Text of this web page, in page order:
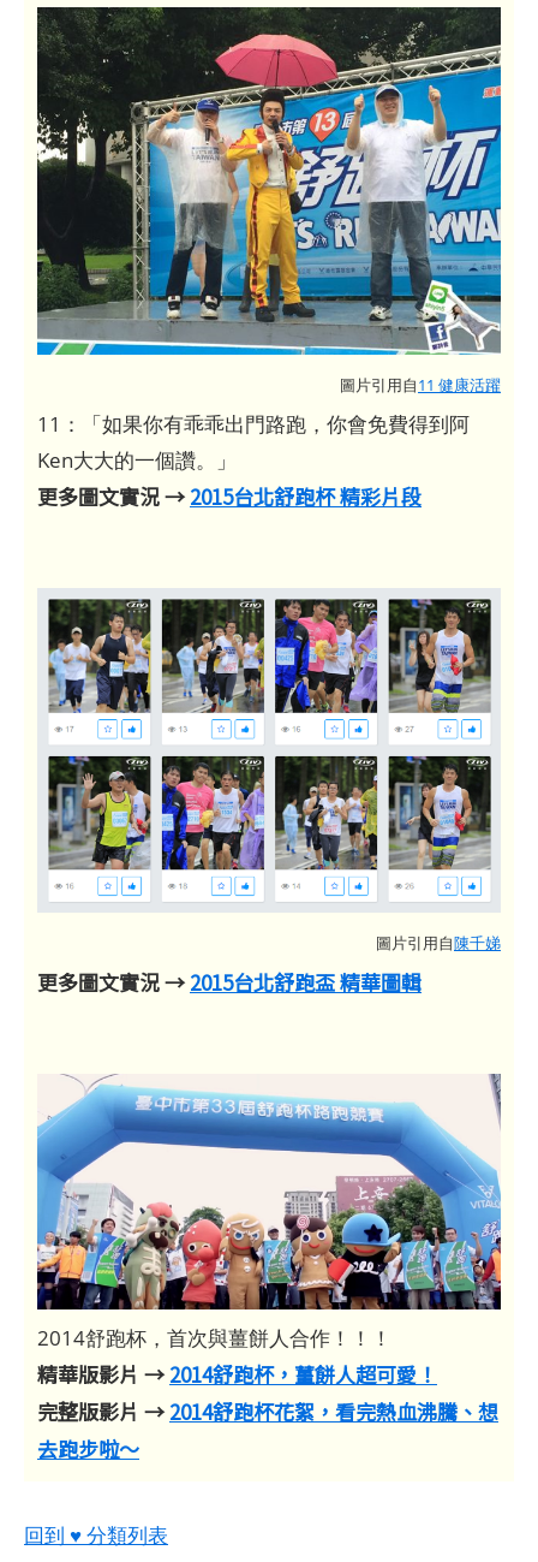
圖片引用自11 健康活躍
11：「如果你有乖乖出門路跑，你會免費得到阿
Ken大大的一個讚。」
更多圖文實況 → 2015台北舒跑杯 精彩片段
圖片引用自陳千娣
更多圖文實況 → 2015台北舒跑盃 精華圖輯
2014舒跑杯，首次與薑餅人合作！！！
精華版影片 → 2014舒跑杯，薑餅人超可愛！
完整版影片 → 2014舒跑杯花絮，看完熱血沸騰、想
去跑步啦～
回到 ♥ 分類列表